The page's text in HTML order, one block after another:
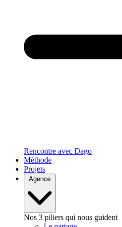
Rencontre avec Dago
Méthode
Projets
Agence
Nos 3 piliers qui nous guident